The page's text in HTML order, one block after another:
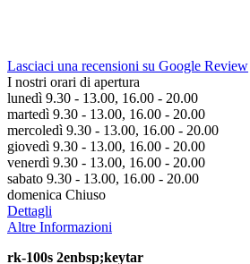
Lasciaci una recensioni su Google Review
I nostri orari di apertura
lunedì 9.30 - 13.00, 16.00 - 20.00
martedì 9.30 - 13.00, 16.00 - 20.00
mercoledì 9.30 - 13.00, 16.00 - 20.00
giovedì 9.30 - 13.00, 16.00 - 20.00
venerdì 9.30 - 13.00, 16.00 - 20.00
sabato 9.30 - 13.00, 16.00 - 20.00
domenica Chiuso
Dettagli
Altre Informazioni
rk-100s 2enbsp;keytar